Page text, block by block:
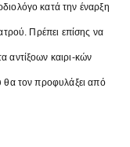
κατά την έναρξη
Πρέπει επίσης να
αντίξοων καιρι-κών
θα τον προφυλάξει από